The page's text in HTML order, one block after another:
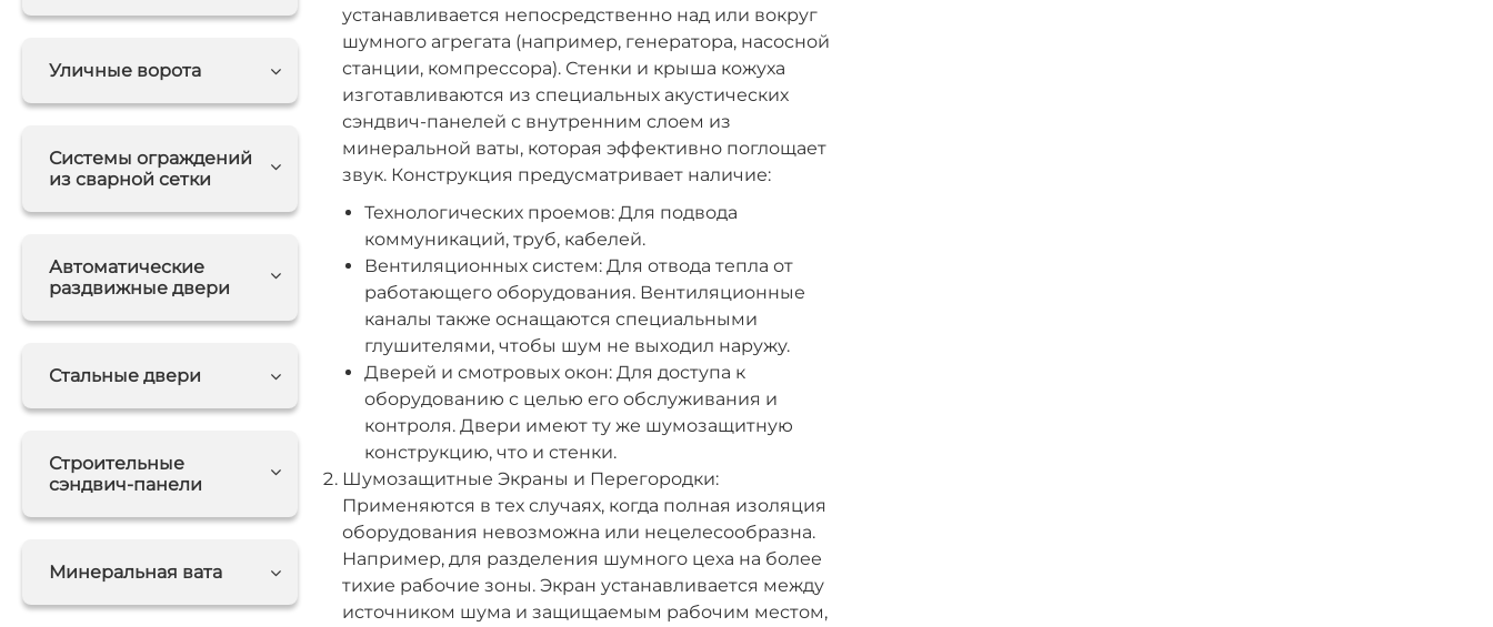
Уличные ворота
Системы ограждений
из сварной сетки
Автоматические
раздвижные двери
Стальные двери
Строительные
сэндвич-панели
Минеральная вата
устанавливается непосредственно над или вокруг
шумного агрегата (например, генератора, насосной
станции, компрессора). Стенки и крыша кожуха
изготавливаются из специальных акустических
сэндвич-панелей с внутренним слоем из
минеральной ваты, которая эффективно поглощает
звук. Конструкция предусматривает наличие:
Технологических проемов: Для подвода
коммуникаций, труб, кабелей.
Вентиляционных систем: Для отвода тепла от
работающего оборудования. Вентиляционные
каналы также оснащаются специальными
глушителями, чтобы шум не выходил наружу.
Дверей и смотровых окон: Для доступа к
оборудованию с целью его обслуживания и
контроля. Двери имеют ту же шумозащитную
конструкцию, что и стенки.
Шумозащитные Экраны и Перегородки:
Применяются в тех случаях, когда полная изоляция
оборудования невозможна или нецелесообразна.
Например, для разделения шумного цеха на более
тихие рабочие зоны. Экран устанавливается между
источником шума и защищаемым рабочим местом,